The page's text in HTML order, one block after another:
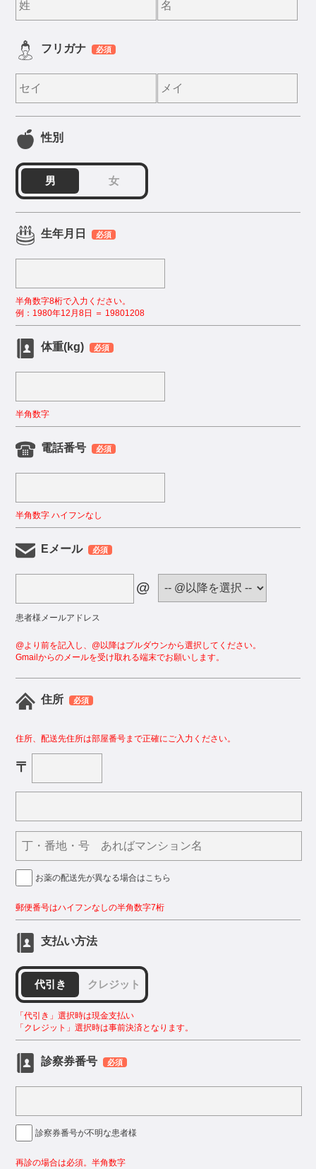
フリガナ 必須
性別
男 女
生年月日 必須
半角数字8桁で入力ください。
例：1980年12月8日 ＝ 19801208
体重(kg) 必須
半角数字
電話番号 必須
半角数字 ハイフンなし
Eメール 必須
@
患者様メールアドレス
@より前を記入し、@以降はプルダウンから選択してください。
Gmailからのメールを受け取れる端末でお願いします。
住所 必須
住所、配送先住所は部屋番号まで正確にご入力ください。
〒
お薬の配送先が異なる場合はこちら
郵便番号はハイフンなしの半角数字7桁
支払い方法
代引き クレジット
「代引き」選択時は現金支払い
「クレジット」選択時は事前決済となります。
診察券番号 必須
診察券番号が不明な患者様
再診の場合は必須。半角数字